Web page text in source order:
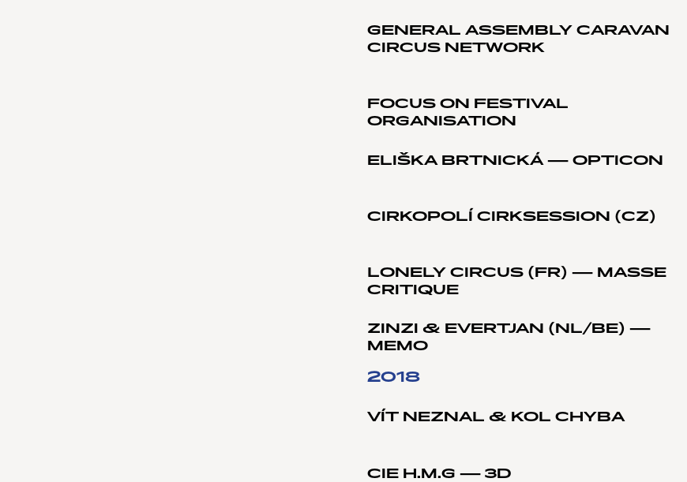
GENERAL ASSEMBLY CARAVAN
CIRCUS NETWORK
FOCUS ON FESTIVAL
ORGANISATION
ELIŠKA BRTNICKÁ — OPTICON
CIRKOPOLÍ CIRKSESSION (CZ)
LONELY CIRCUS (FR) — MASSE
CRITIQUE
ZINZI & EVERTJAN (NL/BE) —
MEMO
2018
VÍT NEZNAL & KOL CHYBA
CIE H.M.G — 3D